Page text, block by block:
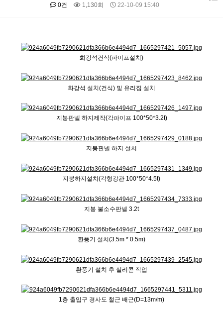
0건
1,130회 22-10-09 15:40
화강석건식(파이프설치)
화강석 설치(건식) 및 유리집 설치
지붕판넬 하지제작(각파이프 100*50*3.2t)
지붕판넬 하지 설치
지붕하지설치(각형강관 100*50*4.5t)
지붕 불소수판넬 3.2t
환풍기 설치(3.5m * 0.5m)
환풍기 설치 후 실리콘 작업
1층 출입구 경사도 철근 배근(D=13m/m)